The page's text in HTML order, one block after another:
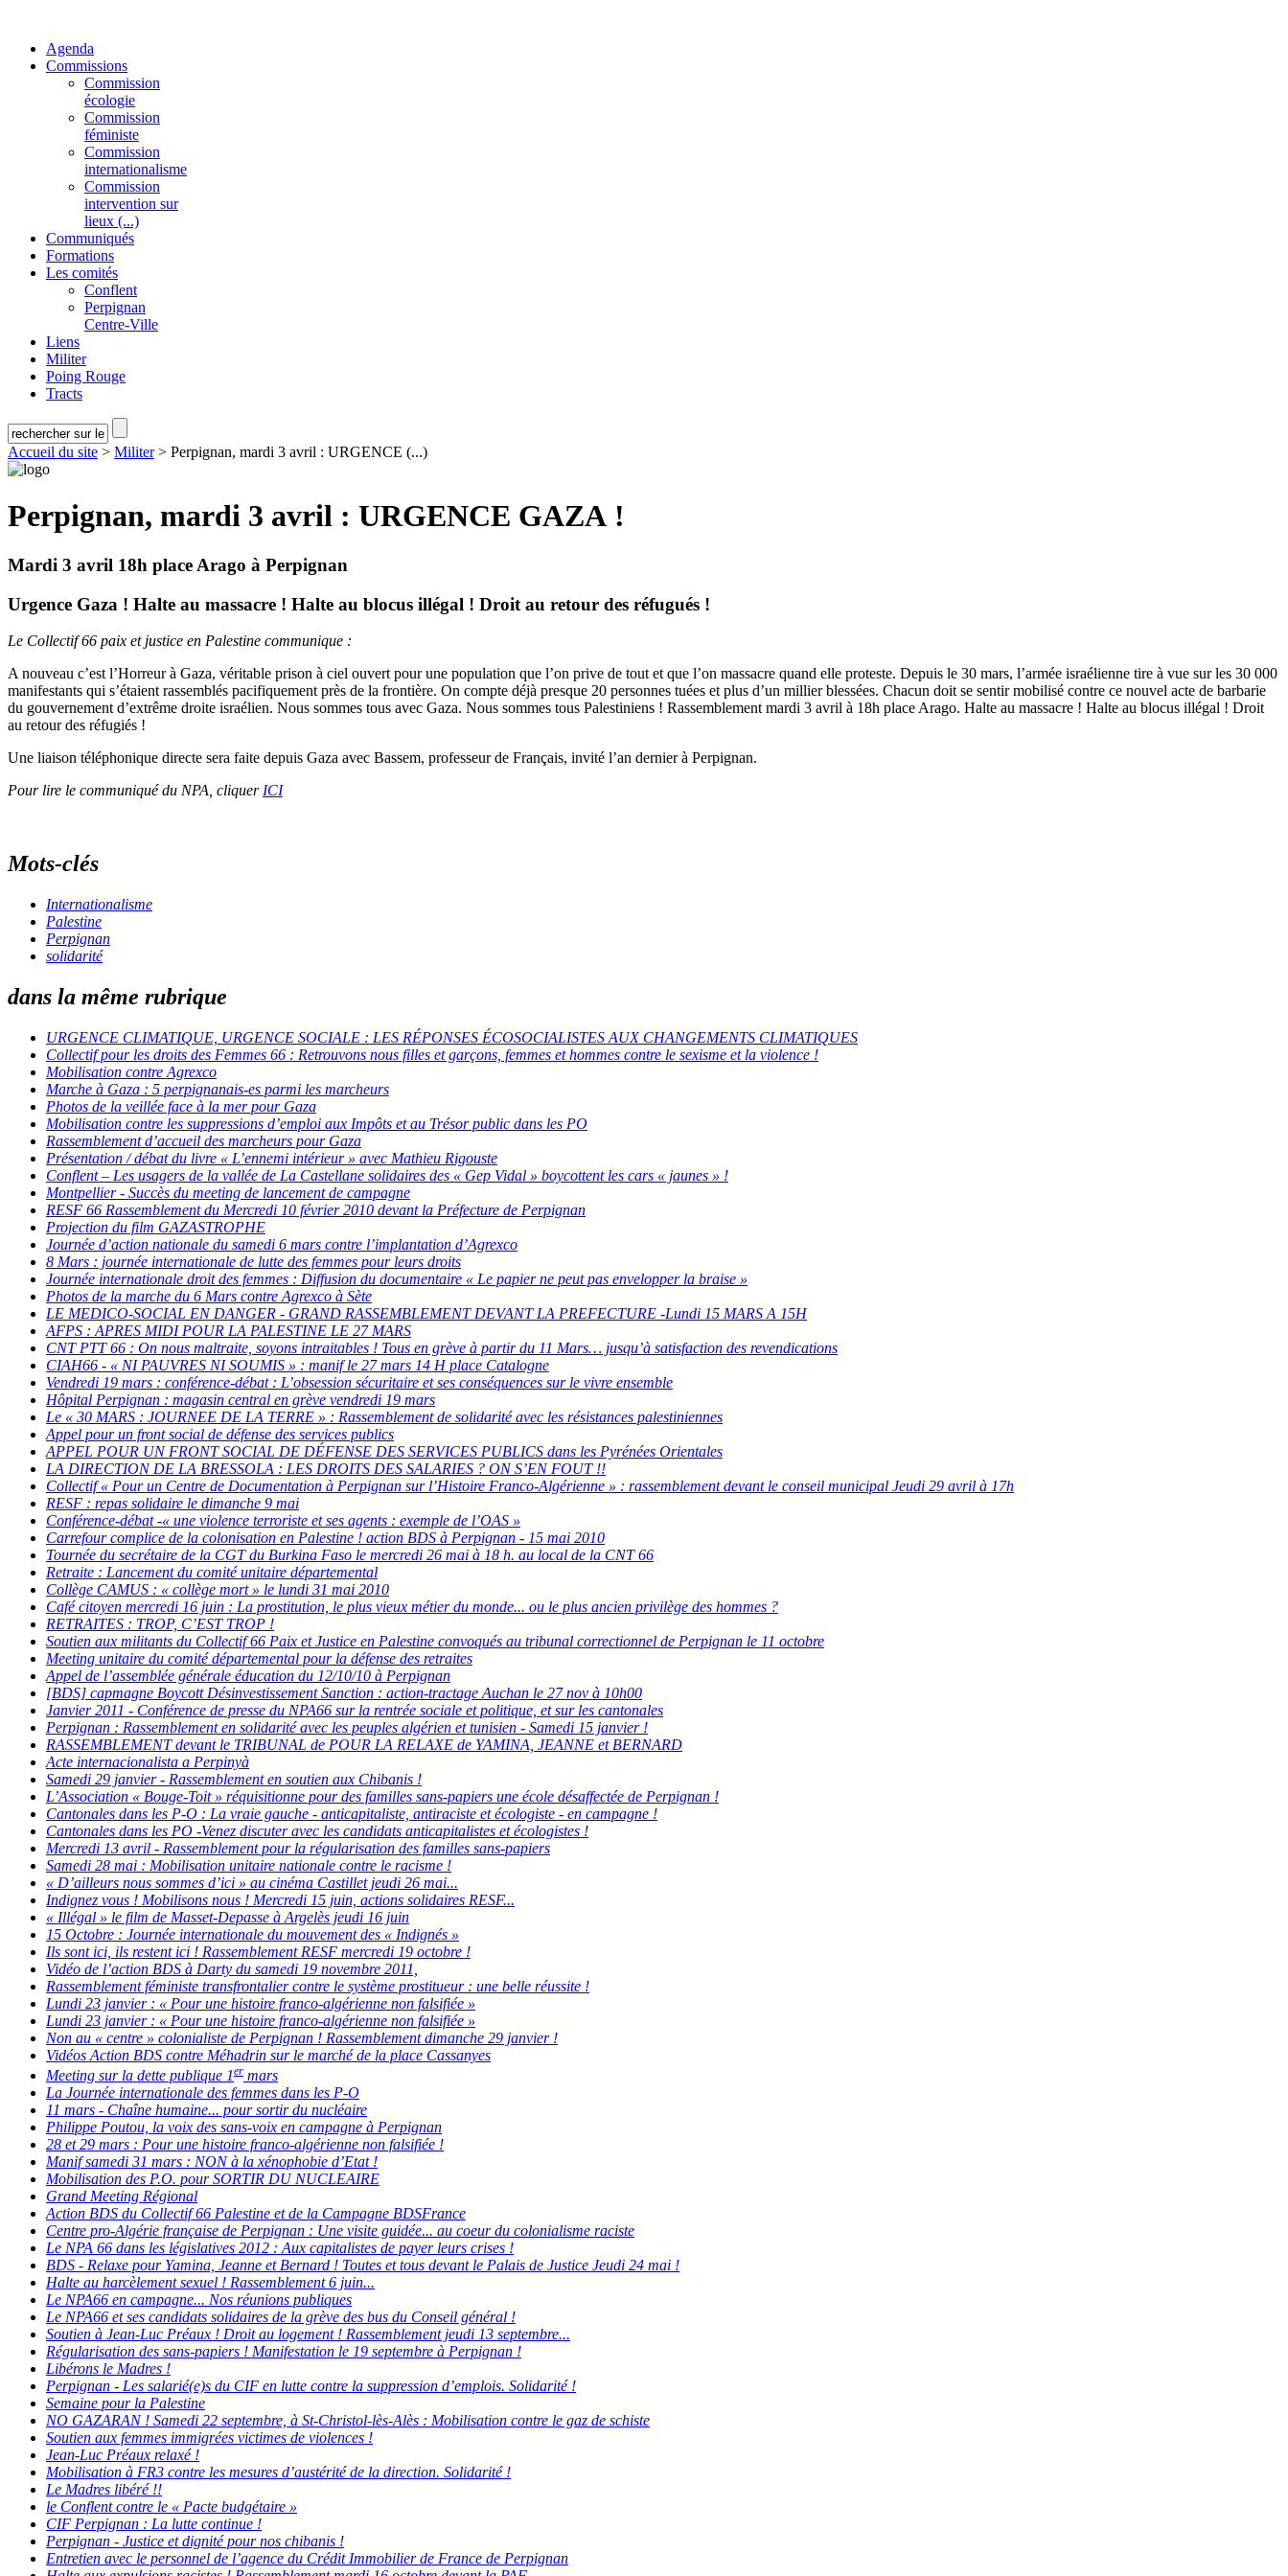
Agenda
Commissions
Commission
écologie
Commission
féministe
Commission
internationalisme
Commission
intervention sur
lieux (...)
Communiqués
Formations
Les comités
Conflent
Perpignan
Centre-Ville
Liens
Militer
Poing Rouge
Tracts
Accueil du site > Militer> Perpignan, mardi 3 avril : URGENCE (...)
Perpignan, mardi 3 avril : URGENCE GAZA !
Mardi 3 avril 18h place Arago à Perpignan
Urgence Gaza ! Halte au massacre ! Halte au blocus illégal ! Droit au retour des réfugués !
Le Collectif 66 paix et justice en Palestine communique :
A nouveau c’est l’Horreur à Gaza, véritable prison à ciel ouvert pour une population que l’on prive de tout et que l’on massacre quand elle proteste. Depuis le 30 mars, l’armée israélienne tire à vue sur les 30 000
manifestants qui s’étaient rassemblés pacifiquement près de la frontière. On compte déjà presque 20 personnes tuées et plus d’un millier blessées. Chacun doit se sentir mobilisé contre ce nouvel acte de barbarie
du gouvernement d’extrême droite israélien. Nous sommes tous avec Gaza. Nous sommes tous Palestiniens ! Rassemblement mardi 3 avril à 18h place Arago. Halte au massacre ! Halte au blocus illégal ! Droit
au retour des réfugiés !
Une liaison téléphonique directe sera faite depuis Gaza avec Bassem, professeur de Français, invité l’an dernier à Perpignan.
Pour lire le communiqué du NPA, cliquer ICI
Mots-clés
Internationalisme
Palestine
Perpignan
solidarité
dans la même rubrique
URGENCE CLIMATIQUE, URGENCE SOCIALE : LES RÉPONSES ÉCOSOCIALISTES AUX CHANGEMENTS CLIMATIQUES
Collectif pour les droits des Femmes 66 : Retrouvons nous filles et garçons, femmes et hommes contre le sexisme et la violence !
Mobilisation contre Agrexco
Marche à Gaza : 5 perpignanais-es parmi les marcheurs
Photos de la veillée face à la mer pour Gaza
Mobilisation contre les suppressions d’emploi aux Impôts et au Trésor public dans les PO
Rassemblement d’accueil des marcheurs pour Gaza
Présentation / débat du livre « L’ennemi intérieur » avec Mathieu Rigouste
Conflent – Les usagers de la vallée de La Castellane solidaires des « Gep Vidal » boycottent les cars « jaunes » !
Montpellier - Succès du meeting de lancement de campagne
RESF 66 Rassemblement du Mercredi 10 février 2010 devant la Préfecture de Perpignan
Projection du film GAZASTROPHE
Journée d’action nationale du samedi 6 mars contre l’implantation d’Agrexco
8 Mars : journée internationale de lutte des femmes pour leurs droits
Journée internationale droit des femmes : Diffusion du documentaire « Le papier ne peut pas envelopper la braise »
Photos de la marche du 6 Mars contre Agrexco à Sète
LE MEDICO-SOCIAL EN DANGER - GRAND RASSEMBLEMENT DEVANT LA PREFECTURE -Lundi 15 MARS A 15H
AFPS : APRES MIDI POUR LA PALESTINE LE 27 MARS
CNT PTT 66 : On nous maltraite, soyons intraitables ! Tous en grève à partir du 11 Mars… jusqu’à satisfaction des revendications
CIAH66 - « NI PAUVRES NI SOUMIS » : manif le 27 mars 14 H place Catalogne
Vendredi 19 mars : conférence-débat : L’obsession sécuritaire et ses conséquences sur le vivre ensemble
Hôpital Perpignan : magasin central en grève vendredi 19 mars
Le « 30 MARS : JOURNEE DE LA TERRE » : Rassemblement de solidarité avec les résistances palestiniennes
Appel pour un front social de défense des services publics
APPEL POUR UN FRONT SOCIAL DE DÉFENSE DES SERVICES PUBLICS dans les Pyrénées Orientales
LA DIRECTION DE LA BRESSOLA : LES DROITS DES SALARIES ? ON S’EN FOUT !!
Collectif « Pour un Centre de Documentation à Perpignan sur l’Histoire Franco-Algérienne » : rassemblement devant le conseil municipal Jeudi 29 avril à 17h
RESF : repas solidaire le dimanche 9 mai
Conférence-débat -« une violence terroriste et ses agents : exemple de l’OAS »
Carrefour complice de la colonisation en Palestine ! action BDS à Perpignan - 15 mai 2010
Tournée du secrétaire de la CGT du Burkina Faso le mercredi 26 mai à 18 h. au local de la CNT 66
Retraite : Lancement du comité unitaire départemental
Collège CAMUS : « collège mort » le lundi 31 mai 2010
Café citoyen mercredi 16 juin : La prostitution, le plus vieux métier du monde... ou le plus ancien privilège des hommes ?
RETRAITES : TROP, C’EST TROP !
Soutien aux militants du Collectif 66 Paix et Justice en Palestine convoqués au tribunal correctionnel de Perpignan le 11 octobre
Meeting unitaire du comité départemental pour la défense des retraites
Appel de l’assemblée générale éducation du 12/10/10 à Perpignan
[BDS] capmagne Boycott Désinvestissement Sanction : action-tractage Auchan le 27 nov à 10h00
Janvier 2011 - Conférence de presse du NPA66 sur la rentrée sociale et politique, et sur les cantonales
Perpignan : Rassemblement en solidarité avec les peuples algérien et tunisien - Samedi 15 janvier !
RASSEMBLEMENT devant le TRIBUNAL de POUR LA RELAXE de YAMINA, JEANNE et BERNARD
Acte internacionalista a Perpinyà
Samedi 29 janvier - Rassemblement en soutien aux Chibanis !
L’Association « Bouge-Toit » réquisitionne pour des familles sans-papiers une école désaffectée de Perpignan !
Cantonales dans les P-O : La vraie gauche - anticapitaliste, antiraciste et écologiste - en campagne !
Cantonales dans les PO -Venez discuter avec les candidats anticapitalistes et écologistes !
Mercredi 13 avril - Rassemblement pour la régularisation des familles sans-papiers
Samedi 28 mai : Mobilisation unitaire nationale contre le racisme !
« D’ailleurs nous sommes d’ici » au cinéma Castillet jeudi 26 mai...
Indignez vous ! Mobilisons nous ! Mercredi 15 juin, actions solidaires RESF...
« Illégal » le film de Masset-Depasse à Argelès jeudi 16 juin
15 Octobre : Journée internationale du mouvement des « Indignés »
Ils sont ici, ils restent ici ! Rassemblement RESF mercredi 19 octobre !
Vidéo de l’action BDS à Darty du samedi 19 novembre 2011,
Rassemblement féministe transfrontalier contre le système prostitueur : une belle réussite !
Lundi 23 janvier : « Pour une histoire franco-algérienne non falsifiée »
Lundi 23 janvier : « Pour une histoire franco-algérienne non falsifiée »
Non au « centre » colonialiste de Perpignan ! Rassemblement dimanche 29 janvier !
Vidéos Action BDS contre Méhadrin sur le marché de la place Cassanyes
Meeting sur la dette publique 1er mars
La Journée internationale des femmes dans les P-O
11 mars - Chaîne humaine... pour sortir du nucléaire
Philippe Poutou, la voix des sans-voix en campagne à Perpignan
28 et 29 mars : Pour une histoire franco-algérienne non falsifiée !
Manif samedi 31 mars : NON à la xénophobie d’Etat !
Mobilisation des P.O. pour SORTIR DU NUCLEAIRE
Grand Meeting Régional
Action BDS du Collectif 66 Palestine et de la Campagne BDSFrance
Centre pro-Algérie française de Perpignan : Une visite guidée... au coeur du colonialisme raciste
Le NPA 66 dans les législatives 2012 : Aux capitalistes de payer leurs crises !
BDS - Relaxe pour Yamina, Jeanne et Bernard ! Toutes et tous devant le Palais de Justice Jeudi 24 mai !
Halte au harcèlement sexuel ! Rassemblement 6 juin...
Le NPA66 en campagne... Nos réunions publiques
Le NPA66 et ses candidats solidaires de la grève des bus du Conseil général !
Soutien à Jean-Luc Préaux ! Droit au logement ! Rassemblement jeudi 13 septembre...
Régularisation des sans-papiers ! Manifestation le 19 septembre à Perpignan !
Libérons le Madres !
Perpignan - Les salarié(e)s du CIF en lutte contre la suppression d’emplois. Solidarité !
Semaine pour la Palestine
NO GAZARAN ! Samedi 22 septembre, à St-Christol-lès-Alès : Mobilisation contre le gaz de schiste
Soutien aux femmes immigrées victimes de violences !
Jean-Luc Préaux relaxé !
Mobilisation à FR3 contre les mesures d’austérité de la direction. Solidarité !
Le Madres libéré !!
le Conflent contre le « Pacte budgétaire »
CIF Perpignan : La lutte continue !
Perpignan - Justice et dignité pour nos chibanis !
Entretien avec le personnel de l’agence du Crédit Immobilier de France de Perpignan